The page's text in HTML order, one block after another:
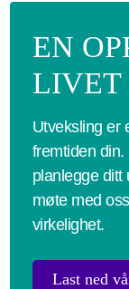
EN
LIVET
Utveksling er
fremtiden
planlegge ditt
møte med
virkelighet.
Last ned